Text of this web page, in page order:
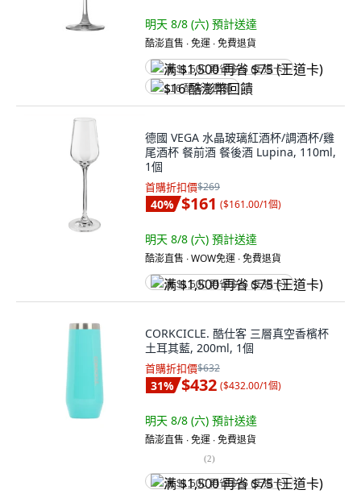
明天 8/8 (六) 預計送達
酷澎直售 ∙ 免運 ∙ 免費退貨
满 $1,500 再省 $75 (王道卡)
$16 酷澎幣回饋
德國 VEGA 水晶玻璃紅酒杯/調酒杯/雞
尾酒杯 餐前酒 餐後酒 Lupina, 110ml,
1個
首購折扣價$269
40% $161 ($161.00/1個)
明天 8/8 (六) 預計送達
酷澎直售 ∙ WOW免運 ∙ 免費退貨
满 $1,500 再省 $75 (王道卡)
CORKCICLE. 酷仕客 三層真空香檳杯
土耳其藍, 200ml, 1個
首購折扣價$632
31% $432 ($432.00/1個)
明天 8/8 (六) 預計送達
酷澎直售 ∙ 免運 ∙ 免費退貨
(2)
满 $1,500 再省 $75 (王道卡)